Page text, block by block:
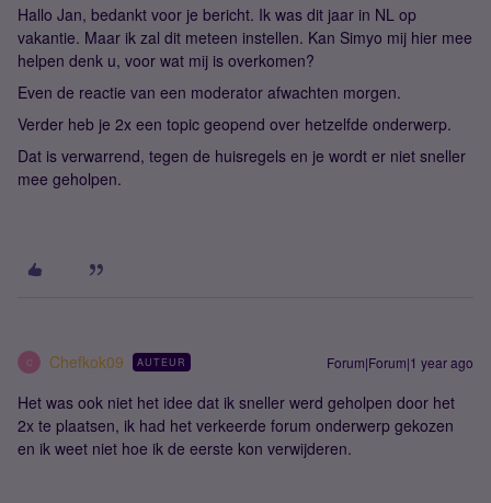
Hallo Jan, bedankt voor je bericht. Ik was dit jaar in NL op
vakantie. Maar ik zal dit meteen instellen. Kan Simyo mij hier mee
helpen denk u, voor wat mij is overkomen?
Even de reactie van een moderator afwachten morgen.
Verder heb je 2x een topic geopend over hetzelfde onderwerp.
Dat is verwarrend, tegen de huisregels en je wordt er niet sneller
mee geholpen.
C Chefkok09 AUTEUR Forum|Forum|1 year ago
Het was ook niet het idee dat ik sneller werd geholpen door het
2x te plaatsen, ik had het verkeerde forum onderwerp gekozen
en ik weet niet hoe ik de eerste kon verwijderen.